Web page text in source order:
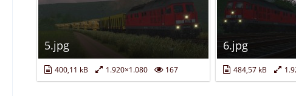
5.jpg
400,11 kB 1.920×1.080 167
6.jpg
484,57 kB